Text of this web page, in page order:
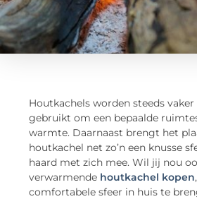
Houtkachels worden steeds
gebruikt om een bepaalde
warmte. Daarnaast brengt het
houtkachel net zo’n een knusse
haard met zich mee. Wil jij nou
verwarmende houtkachel kopen
comfortabele sfeer in huis te